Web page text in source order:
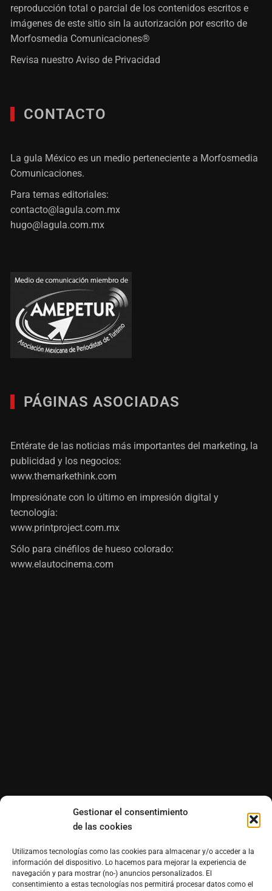
Gestionar el consentimiento
de las cookies
Utilizamos tecnologías como las cookies para almacenar y/o acceder a la
información del dispositivo. Lo hacemos para mejorar la experiencia de
navegación y para mostrar (no-) anuncios personalizados. El
consentimiento a estas tecnologías nos permitirá procesar datos como el
reproducción total o parcial de los contenidos escritos e
imágenes de este sitio sin la autorización por escrito de
Morfosmedia Comunicaciones®
Revisa nuestroAviso de Privacidad
CONTACTO
La gula México es un medio perteneciente a Morfosmedia
Comunicaciones.
Para temas editoriales:
contacto@lagula.com.mx
hugo@lagula.com.mx
PÁGINAS ASOCIADAS
Entérate de las noticias más importantes del marketing, la
publicidad y los negocios:
www.themarkethink.com
Impresiónate con lo último en impresión digital y
tecnología:
www.printproject.com.mx
Sólo para cinéfilos de hueso colorado:
www.elautocinema.com